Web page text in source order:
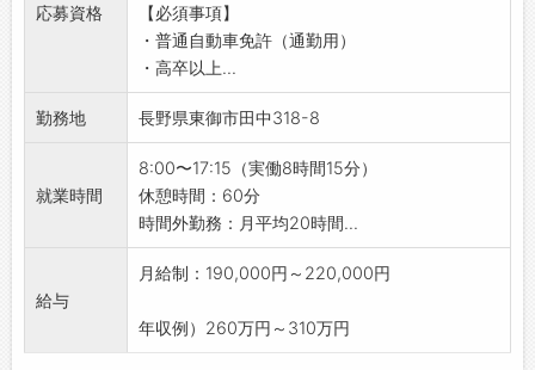
【未経験からのスタート大歓迎♪】
・特別な資格や経験は一切不要！興味がある方
はぜひご応募ください◎
【土日祝休みの年休119日♪】
・しっかりお休みが取れるので、プライベート
【やりがい】
・経験を積み重ね、技術とスピードを備えたプ
ロフェッショナル集団の一員として活躍できま
す！
・人間関係が良好で、落ち着いて仕事に集中で
応募資格
【必須事項】
・普通自動車免許（通勤用）
・高卒以上...
勤務地 長野県東御市田中318-8
就業時間
8:00〜17:15（実働8時間15分）
休憩時間：60分
時間外勤務：月平均20時間...
給与
月給制：190,000円～220,000円
年収例）260万円～310万円